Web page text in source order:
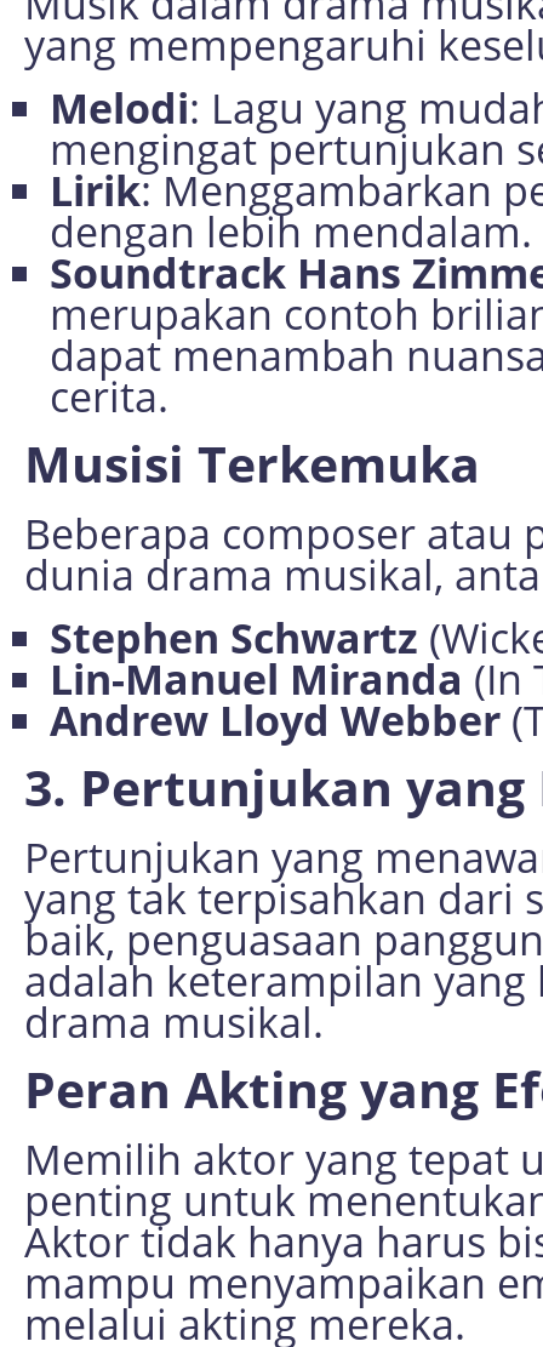
yang mempengaruhi
Melodi: Lagu yang
mengingat pertunjukan
Lirik: Menggambarkan
dengan lebih mendalam.
Soundtrack Hans
merupakan contoh
dapat menambah
cerita.
Musisi Terkemuka
Beberapa composer atau
dunia drama musikal,
Stephen Schwartz
Lin-Manuel Miranda (In
Andrew Lloyd Webber
3. Pertunjukan
Pertunjukan yang
yang tak terpisahkan dari
baik, penguasaan
adalah keterampilan
drama musikal.
Peran Akting yang
Memilih aktor yang tepat
penting untuk
Aktor tidak hanya harus
mampu menyampaikan
melalui akting mereka.